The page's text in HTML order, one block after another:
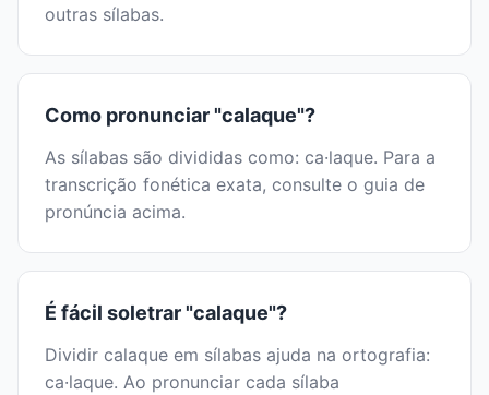
outras sílabas.
Como pronunciar "calaque"?
As sílabas são divididas como: ca·laque. Para a
transcrição fonética exata, consulte o guia de
pronúncia acima.
É fácil soletrar "calaque"?
Dividir calaque em sílabas ajuda na ortografia:
ca·laque. Ao pronunciar cada sílaba